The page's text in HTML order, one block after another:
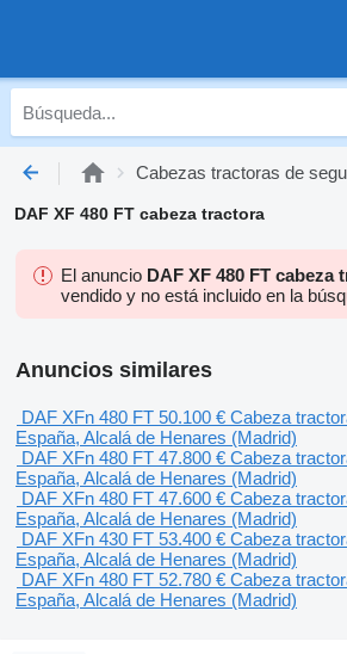
Cabezas tractoras de
DAF XF 480 FT cabeza tractora
El anuncio DAF XF 480 FT cabeza
vendido y no está incluido en la
Anuncios similares
DAF XFn 480 FT 50.100 € Cabeza
España, Alcalá de Henares (Madrid)
DAF XFn 480 FT 47.800 € Cabeza
España, Alcalá de Henares (Madrid)
DAF XFn 480 FT 47.600 € Cabeza
España, Alcalá de Henares (Madrid)
DAF XFn 430 FT 53.400 € Cabeza
España, Alcalá de Henares (Madrid)
DAF XFn 480 FT 52.780 € Cabeza
España, Alcalá de Henares (Madrid)